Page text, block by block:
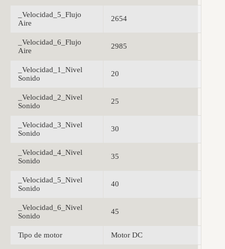
_Velocidad_5_Flujo
Aire
2654
_Velocidad_6_Flujo
Aire
2985
_Velocidad_1_Nivel
Sonido
20
_Velocidad_2_Nivel
Sonido
25
_Velocidad_3_Nivel
Sonido
30
_Velocidad_4_Nivel
Sonido
35
_Velocidad_5_Nivel
Sonido
40
_Velocidad_6_Nivel
Sonido
45
Tipo de motor Motor DC